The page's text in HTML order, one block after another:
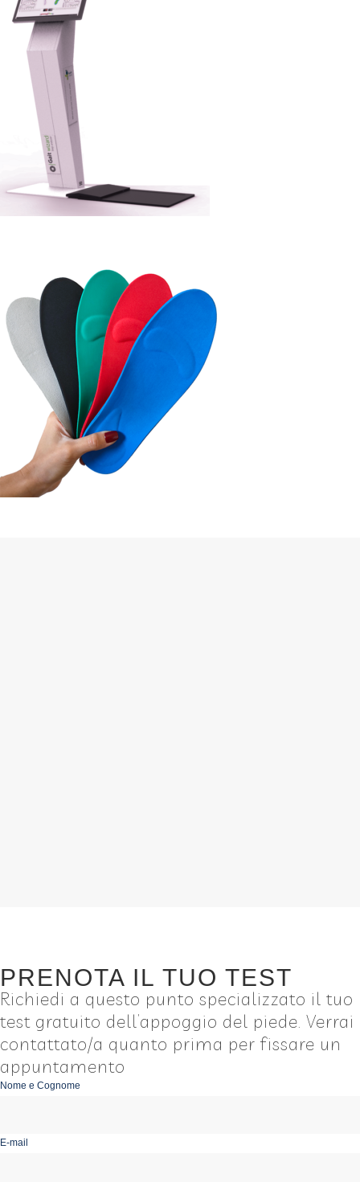
PRENOTA IL TUO TEST
Richiedi a questo punto specializzato il tuo
test gratuito dell’appoggio del piede. Verrai
contattato/a quanto prima per fissare un
appuntamento
Nome e Cognome
E-mail